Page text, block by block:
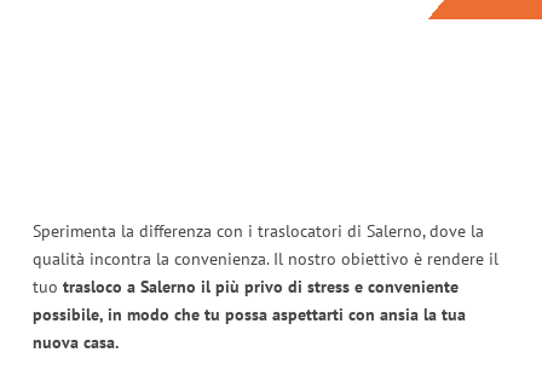
Sperimenta la differenza con i traslocatori di Salerno, dove la
qualità incontra la convenienza. Il nostro obiettivo è rendere il
tuo trasloco a Salerno il più privo di stress e conveniente
possibile, in modo che tu possa aspettarti con ansia la tua
nuova casa.